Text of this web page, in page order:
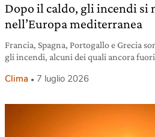
Dopo il caldo, gli incendi si
nell’Europa mediterranea
Francia, Spagna, Portogallo e Grecia
gli incendi, alcuni dei quali ancora
Clima 7 luglio 2026